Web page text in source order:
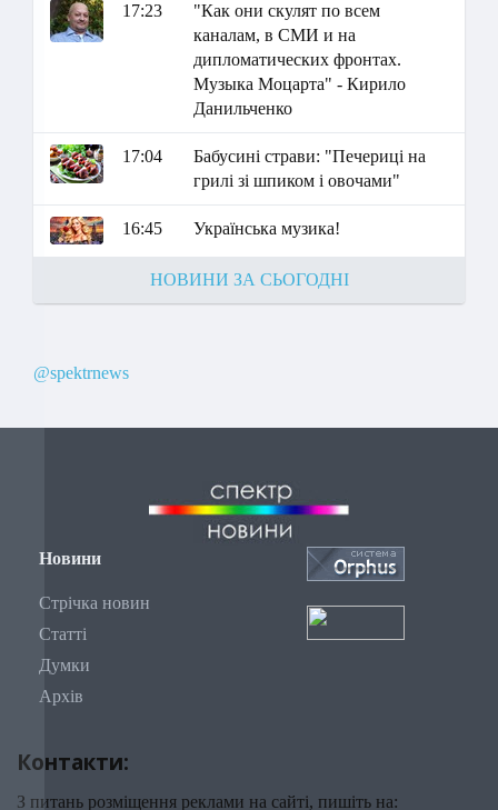
17:23
"Как они скулят по всем
каналам, в СМИ и на
дипломатических фронтах.
Музыка Моцарта" - Кирило
Данильченко
17:04
Бабусині страви: "Печериці на
грилі зі шпиком і овочами"
16:45 Українська музика!
НОВИНИ ЗА СЬОГОДНІ
@spektrnews
Новини
Стрічка новин
Статті
Думки
Архів
Контакти:
З питань розміщення реклами на сайті, пишіть на: